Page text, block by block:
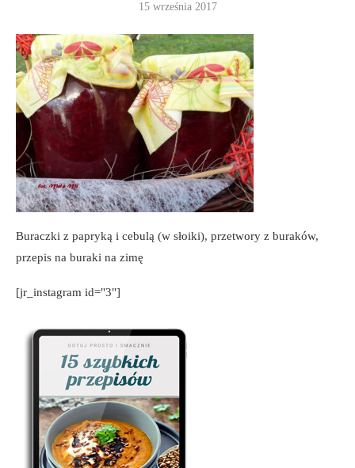
15 września 2017
Buraczki z papryką i cebulą (w słoiki), przetwory z buraków,
przepis na buraki na zimę
[jr_instagram id="3"]